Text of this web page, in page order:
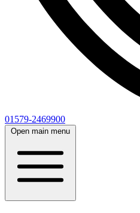
01579-2469900
Open main menu